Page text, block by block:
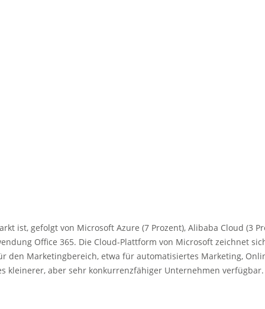
gefolgt von Microsoft Azure (7 Prozent), Alibaba Cloud
Office 365. Die Cloud-Plattform von Microsoft
Marketingbereich, etwa für automatisiertes Marketing,
aber sehr konkurrenzfähiger Unternehmen